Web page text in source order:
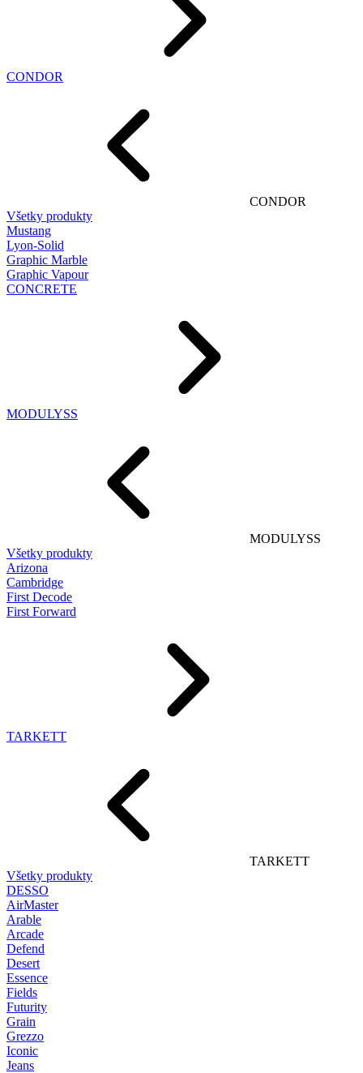
CONDOR
CONDOR
Všetky produkty
Mustang
Lyon-Solid
Graphic Marble
Graphic Vapour
CONCRETE
MODULYSS
MODULYSS
Všetky produkty
Arizona
Cambridge
First Decode
First Forward
TARKETT
TARKETT
Všetky produkty
DESSO
AirMaster
Arable
Arcade
Defend
Desert
Essence
Fields
Futurity
Grain
Grezzo
Iconic
Jeans